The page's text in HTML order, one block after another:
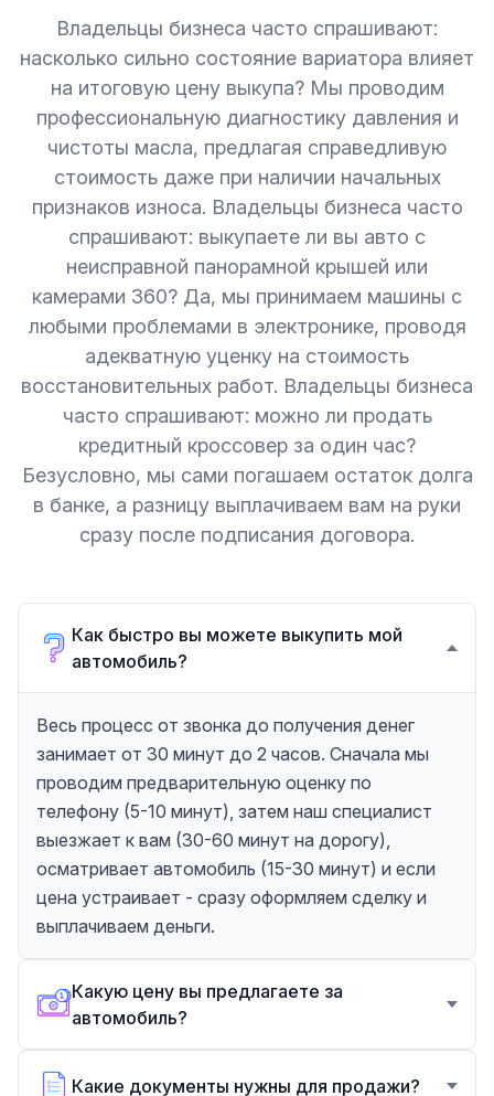
Владельцы бизнеса часто спрашивают:
насколько сильно состояние вариатора влияет
на итоговую цену выкупа? Мы проводим
профессиональную диагностику давления и
чистоты масла, предлагая справедливую
стоимость даже при наличии начальных
признаков износа. Владельцы бизнеса часто
спрашивают: выкупаете ли вы авто с
неисправной панорамной крышей или
камерами 360? Да, мы принимаем машины с
любыми проблемами в электронике, проводя
адекватную уценку на стоимость
восстановительных работ. Владельцы бизнеса
часто спрашивают: можно ли продать
кредитный кроссовер за один час?
Безусловно, мы сами погашаем остаток долга
в банке, а разницу выплачиваем вам на руки
сразу после подписания договора.
Как быстро вы можете выкупить мой
автомобиль?
Весь процесс от звонка до получения денег
занимает от 30 минут до 2 часов. Сначала мы
проводим предварительную оценку по
телефону (5-10 минут), затем наш специалист
выезжает к вам (30-60 минут на дорогу),
осматривает автомобиль (15-30 минут) и если
цена устраивает - сразу оформляем сделку и
выплачиваем деньги.
Какую цену вы предлагаете за
автомобиль?
Какие документы нужны для продажи?